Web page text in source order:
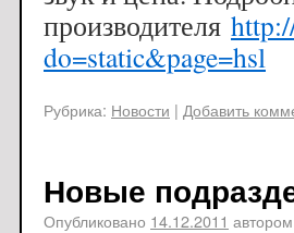
производителя
do=static&page=hsl
Рубрика: Новости | Добавить
Новые
Опубликовано 14.12.2011 автором